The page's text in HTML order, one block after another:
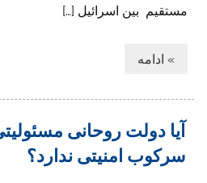
مستقيم بین اسرائيل […]
» ادامه
آیا دولت روحانی
سرکوب امنیتی ندارد؟